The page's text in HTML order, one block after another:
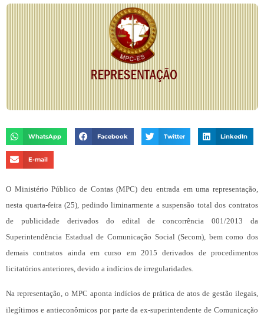
WhatsApp Facebook Twitter LinkedIn
E-mail
O Ministério Público de Contas (MPC) deu entrada em uma representação,
nesta quarta-feira (25), pedindo liminarmente a suspensão total dos contratos
de publicidade derivados do edital de concorrência 001/2013 da
Superintendência Estadual de Comunicação Social (Secom), bem como dos
demais contratos ainda em curso em 2015 derivados de procedimentos
licitatórios anteriores, devido a indícios de irregularidades.
Na representação, o MPC aponta indícios de prática de atos de gestão ilegais,
ilegítimos e antieconômicos por parte da ex-superintendente de Comunicação